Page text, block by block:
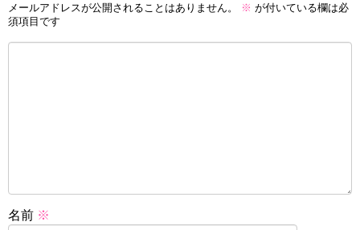
メールアドレスが公開されることはありません。 ※ が付いている欄は必
須項目です
名前 ※